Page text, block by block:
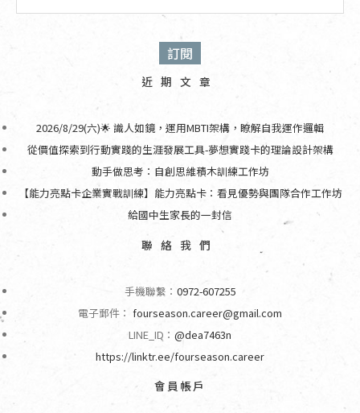
近期文章
2026/8/29(六)🌟 識人如鏡，運用MBTI架構，瞭解自我運作邏輯
從價值探索到行動實踐的生涯發展工具-夢想實踐卡的理論設計架構
動手做思考：自創思維積木訓練工作坊
【能力亮點卡企業實戰訓練】能力亮點卡：看見優勢與團隊合作工作坊
給國中生家長的一封信
聯絡我們
手機聯繫： 0972-607255
電子郵件： fourseason.career@gmail.com
LINE_ID： @dea7463n
https://linktr.ee/fourseason.career
會員帳戶